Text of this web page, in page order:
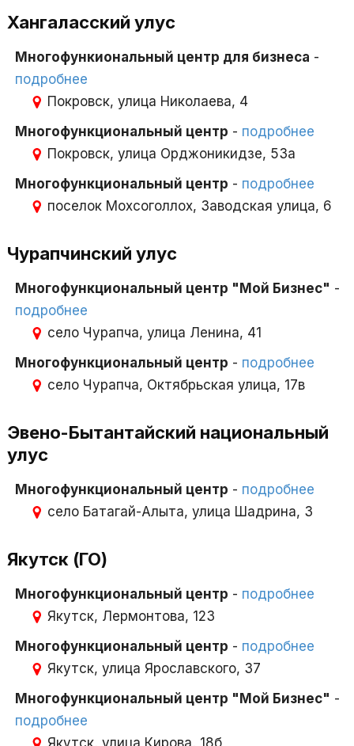
Хангаласский улус
Многофункиональный центр для бизнеса -
подробнее
Покровск, улица Николаева, 4
Многофункциональный центр - подробнее
Покровск, улица Орджоникидзе, 53а
Многофункциональный центр - подробнее
поселок Мохсоголлох, Заводская улица, 6
Чурапчинский улус
Многофункциональный центр "Мой Бизнес" -
подробнее
село Чурапча, улица Ленина, 41
Многофункциональный центр - подробнее
село Чурапча, Октябрьская улица, 17в
Эвено-Бытантайский национальный
улус
Многофункциональный центр - подробнее
село Батагай-Алыта, улица Шадрина, 3
Якутск (ГО)
Многофункциональный центр - подробнее
Якутск, Лермонтова, 123
Многофункциональный центр - подробнее
Якутск, улица Ярославского, 37
Многофункциональный центр "Мой Бизнес" -
подробнее